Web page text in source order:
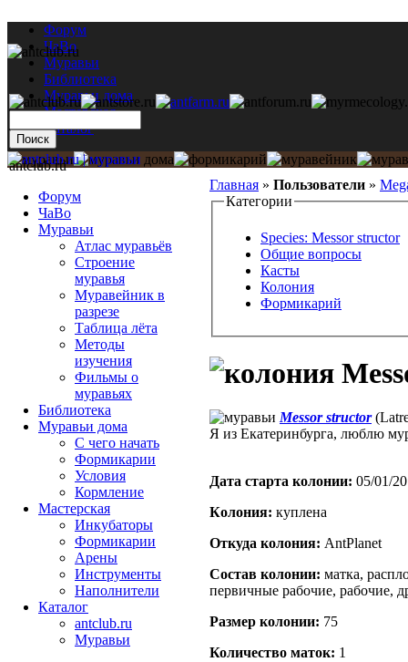
Форум
ЧаВо
Муравьи
Библиотека
Муравьи дома
Мастерская
Каталог
Главная » Пользователи »
Категории
Species: Messor structor
Общие вопросы
Касты
Колония
Формикарий
Messor structor
Я из Екатеринбурга, люблю
Дата старта кoлонии: 05/01/
Кoлония: куплена
Откуда кoлония: AntPlanet
Состав кoлонии: матка,
первичные рабочие, рабочие,
Размер кoлонии: 75
Количество маток: 1
antclub.ru
Форум
ЧаВо
Муравьи
Атлас муравьёв
Строение
муравья
Муравейник в
разрезе
Таблица лёта
Методы
изучения
Фильмы о
муравьях
Библиотека
Муравьи дома
С чего начать
Формикарии
Условия
Кормление
Мастерская
Инкубаторы
Формикарии
Арены
Инструменты
Наполнители
Каталог
antclub.ru
Муравьи